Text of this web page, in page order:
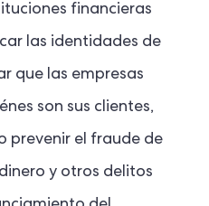
financieras
las identidades de
que las empresas
son sus clientes,
prevenir el fraude de
y otros delitos